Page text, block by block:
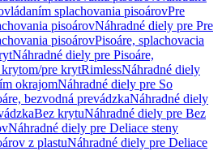
splachovania pisoárovPre
pisoárovNáhradné diely pre Pre
pisoárovPisoáre, splachovacia
Náhradné diely pre Pisoáre,
krytom/pre krytRimlessNáhradné diely
okrajomNáhradné diely pre So
bezvodná prevádzkaNáhradné diely
Bez krytuNáhradné diely pre Bez
Náhradné diely pre Deliace steny
z plastuNáhradné diely pre Deliace